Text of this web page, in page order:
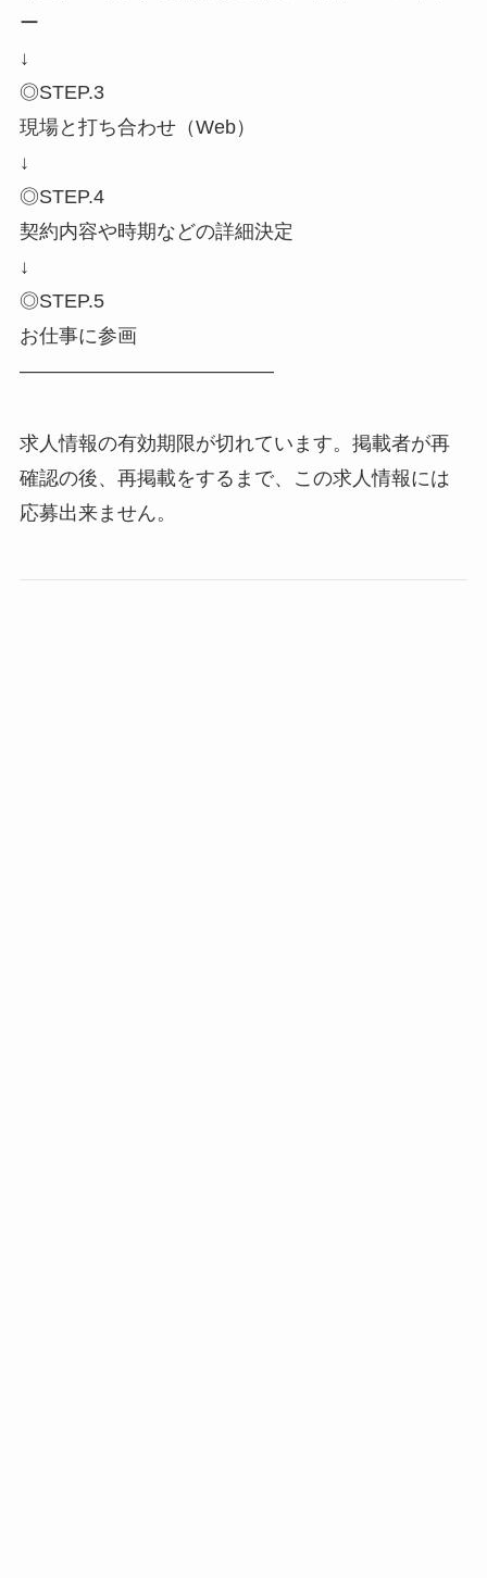
ー
↓
◎STEP.3
現場と打ち合わせ（Web）
↓
◎STEP.4
契約内容や時期などの詳細決定
↓
◎STEP.5
お仕事に参画
―――――――――――――
求人情報の有効期限が切れています。掲載者が再
確認の後、再掲載をするまで、この求人情報には
応募出来ません。